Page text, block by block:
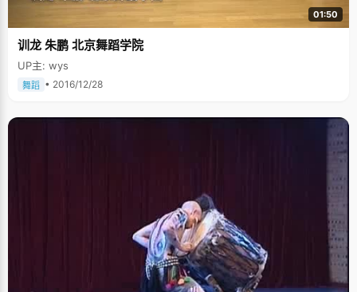
01:50
训龙 朱鹏 北京舞蹈学院
UP主: wys
舞蹈 • 2016/12/28